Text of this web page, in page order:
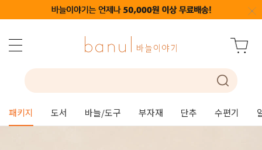
패키지 도서 바늘/도구 부자재 단추 수편기